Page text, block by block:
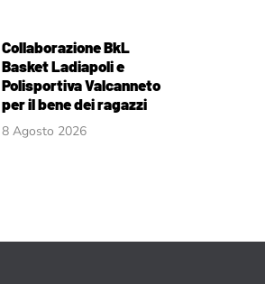
Collaborazione BkL
Basket Ladiapoli e
Polisportiva Valcanneto
per il bene dei ragazzi
8 Agosto 2026